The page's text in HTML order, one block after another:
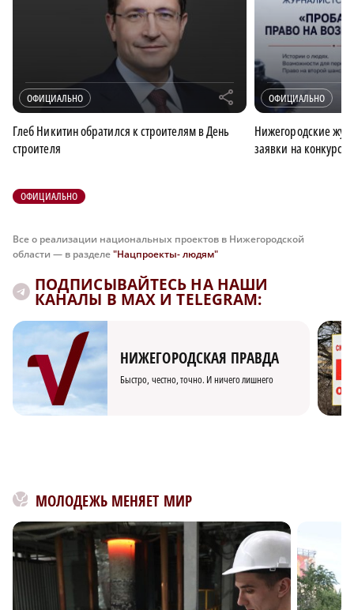
ОФИЦИАЛЬНО r
Глеб Никитин обратился к строителям в День
строителя
ОФИЦИАЛЬНО
Нижегородские
заявки на конкурс
ОФИЦИАЛЬНО
Все о реализации национальных проектов в Нижегородской
области — в разделе"Нацпроекты- людям"
ПОДПИСЫВАЙТЕСЬ НА НАШИ
КАНАЛЫ В MAX И TELEGRAM:
НИЖЕГОРОДСКАЯ ПРАВДА
Быстро, честно, точно. И ничего лишнего
МОЛОДЕЖЬ МЕНЯЕТ МИР